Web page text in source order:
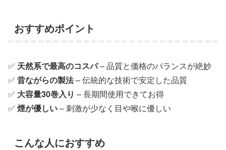
おすすめポイント
✅ 天然系で最高のコスパ– 品質と価格のバランスが絶妙
✅ 昔ながらの製法– 伝統的な技術で安定した品質
✅ 大容量30巻入り – 長期間使用できてお得
✅ 煙が優しい– 刺激が少なく目や喉に優しい
こんな人におすすめ